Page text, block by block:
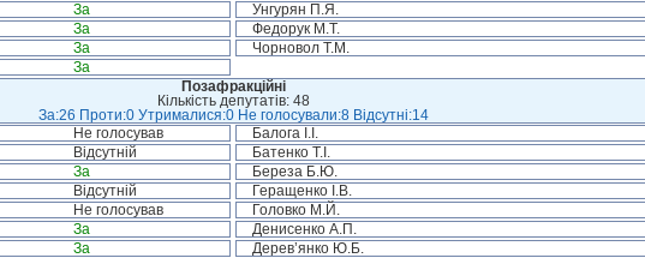
За Унгурян П.Я.
За Федорук М.Т.
За Чорновол Т.М.
За
Позафракційні
Кількість депутатів: 48
За:26 Проти:0 Утрималися:0 Не голосували:8 Відсутні:14
Не голосував Балога І.І.
Відсутній Батенко Т.І.
За Береза Б.Ю.
Відсутній Геращенко І.В.
Не голосував Головко М.Й.
За Денисенко А.П.
За Дерев’янко Ю.Б.